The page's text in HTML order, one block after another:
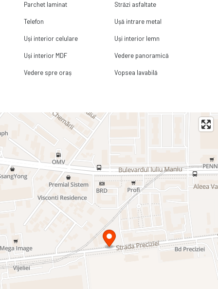
Parchet laminat Străzi asfaltate
Telefon Ușă intrare metal
Uși interior celulare Uși interior lemn
Uși interior MDF Vedere panoramică
Vedere spre oraș Vopsea lavabilă